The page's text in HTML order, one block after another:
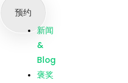
我们
新闻
&
Blog
褒奖
预约